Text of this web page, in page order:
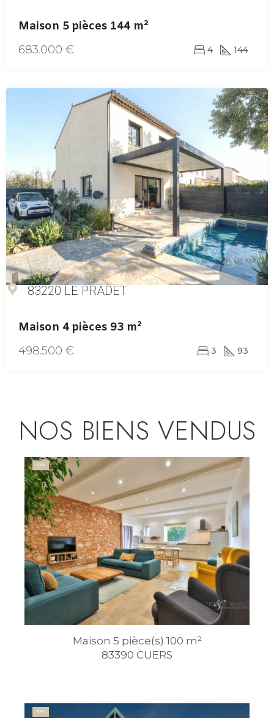
Maison 5 pièces 144 m²
683.000 € 4 144
83220 LE PRADET
Maison 4 pièces 93 m²
498.500 € 3 93
NOS BIENS VENDUS
VENDU
Maison 5 pièce(s) 100 m²
83390 CUERS
VENDU